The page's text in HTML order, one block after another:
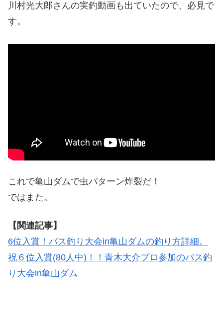
川村光大郎さんの実釣動画も出ていたので、必見で
す。
これで亀山ダムで虫パターン炸裂だ！
ではまた。
【関連記事】
6位入賞！バス釣り大会in亀山ダムの釣り方詳細。
祝６位入賞(80人中)！！青木大介プロ参加のバス釣
り大会in亀山ダム